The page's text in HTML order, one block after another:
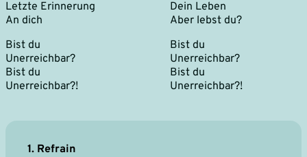
Letzte Erinnerung
An dich
Bist du
Unerreichbar?
Bist du
Unerreichbar?!
Dein Leben
Aber lebst du?
Bist du
Unerreichbar?
Bist du
Unerreichbar?!
1. Refrain